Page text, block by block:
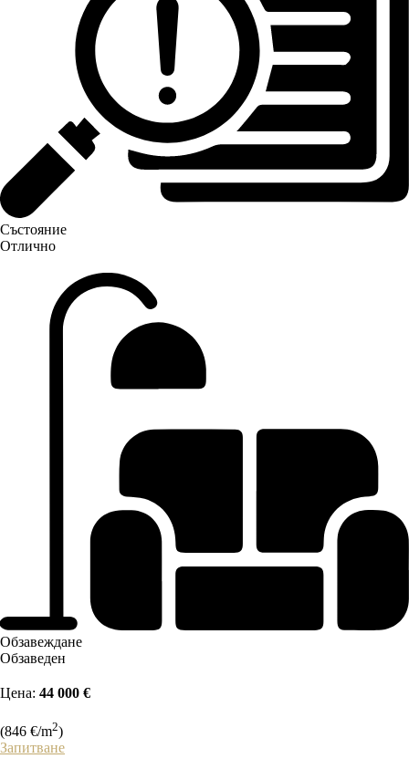
Състояние
Отлично
Обзавеждане
Обзаведен
Цена: 44 000 €
(846 €/m2)
Запитване